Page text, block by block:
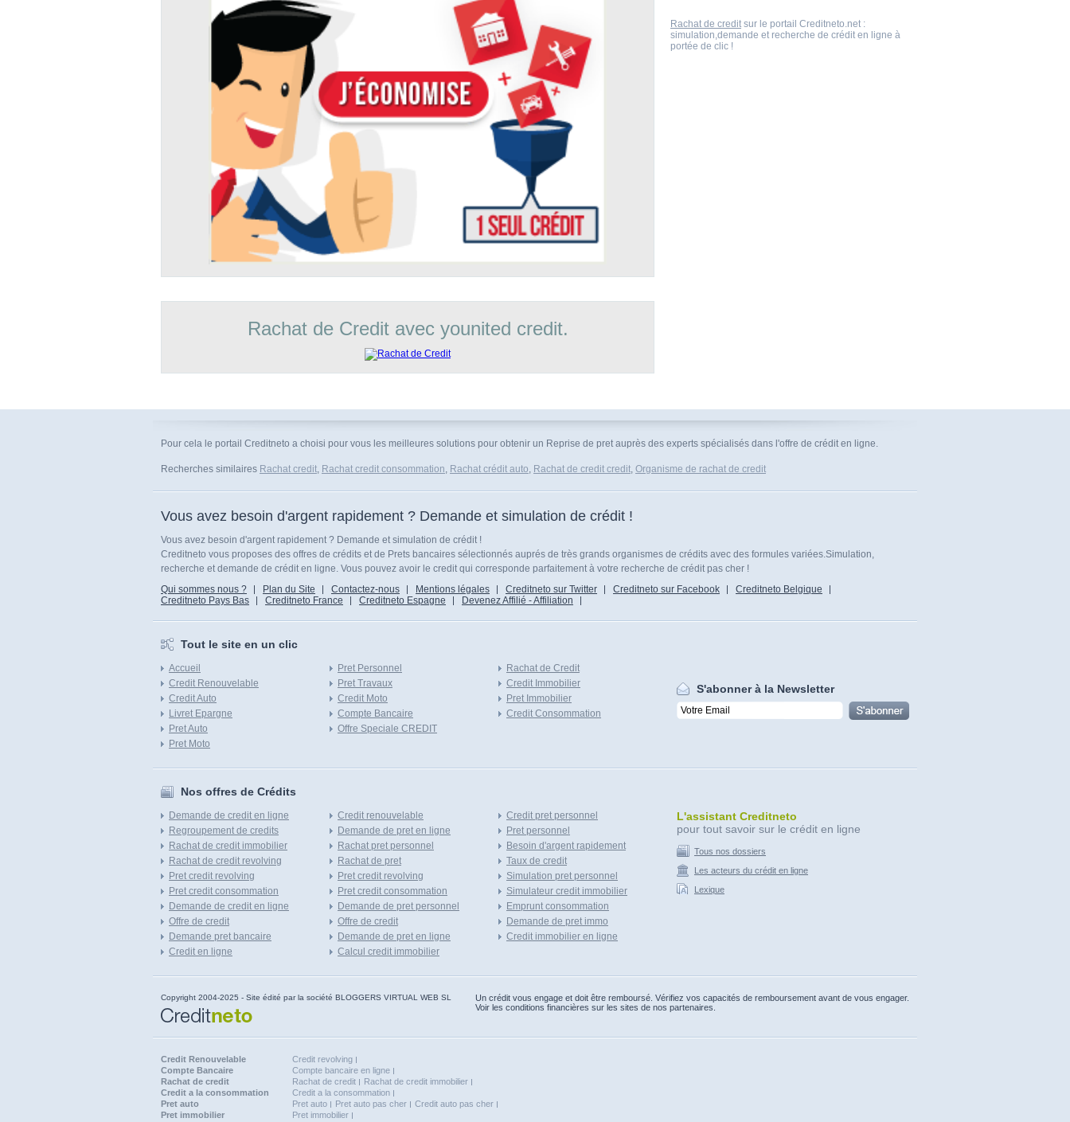
Rachat de Credit avec younited credit.
Rachat de creditsur le portail Creditneto.net :
simulation,demande et recherche de crédit en ligne à
portée de clic !
Pour cela le portail Creditneto a choisi pour vous les meilleures solutions pour obtenir un Reprise de pret auprès des experts spécialisés dans l'offre de crédit en ligne.
Recherches similaires Rachat credit, Rachat credit consommation, Rachat crédit auto, Rachat de credit credit, Organisme de rachat de credit
Vous avez besoin d'argent rapidement ? Demande et simulation de crédit !
Vous avez besoin d'argent rapidement ? Demande et simulation de crédit !
Creditneto vous proposes des offres de crédits et de Prets bancaires sélectionnés auprés de très grands organismes de crédits avec des formules variées.Simulation,
recherche et demande de crédit en ligne. Vous pouvez avoir le credit qui corresponde parfaitement à votre recherche de crédit pas cher !
Qui sommes nous ?
Plan du Site Contactez-nous Mentions légales Creditneto sur Twitter Creditneto sur Facebook
Creditneto Belgique
Creditneto Pays Bas
Creditneto France Creditneto Espagne Devenez Affilié - Affiliation
Tout le site en un clic
Accueil
Credit Renouvelable
Credit Auto
Livret Epargne
Pret Auto
Pret Moto
Pret Personnel
Pret Travaux
Credit Moto
Compte Bancaire
Offre Speciale CREDIT
Rachat de Credit
Credit Immobilier
Pret Immobilier
Credit Consommation
S'abonner à la Newsletter
Nos offres de Crédits
Demande de credit en ligne
Regroupement de credits
Rachat de credit immobilier
Rachat de credit revolving
Pret credit revolving
Pret credit consommation
Demande de credit en ligne
Offre de credit
Demande pret bancaire
Credit en ligne
Credit renouvelable
Demande de pret en ligne
Rachat pret personnel
Rachat de pret
Pret credit revolving
Pret credit consommation
Demande de pret personnel
Offre de credit
Demande de pret en ligne
Calcul credit immobilier
Credit pret personnel
Pret personnel
Besoin d'argent rapidement
Taux de credit
Simulation pret personnel
Simulateur credit immobilier
Emprunt consommation
Demande de pret immo
Credit immobilier en ligne
L'assistant Creditneto
pour tout savoir sur le crédit en ligne
Tous nos dossiers
Les acteurs du crédit en ligne
Lexique
Copyright 2004-2025 - Site édité par la société BLOGGERS VIRTUAL WEB SL
Un crédit vous engage et doit être remboursé. Vérifiez vos capacités de remboursement avant de vous engager.
Voir les conditions financières sur les sites de nos partenaires.
Credit Renouvelable
Credit revolving
Compte Bancaire
Compte bancaire en ligne
Rachat de credit
Rachat de credit
Rachat de credit immobilier
Credit a la consommation
Credit a la consommation
Pret auto
Pret auto Pret auto pas cher
Credit auto pas cher
Pret immobilier
Pret immobilier